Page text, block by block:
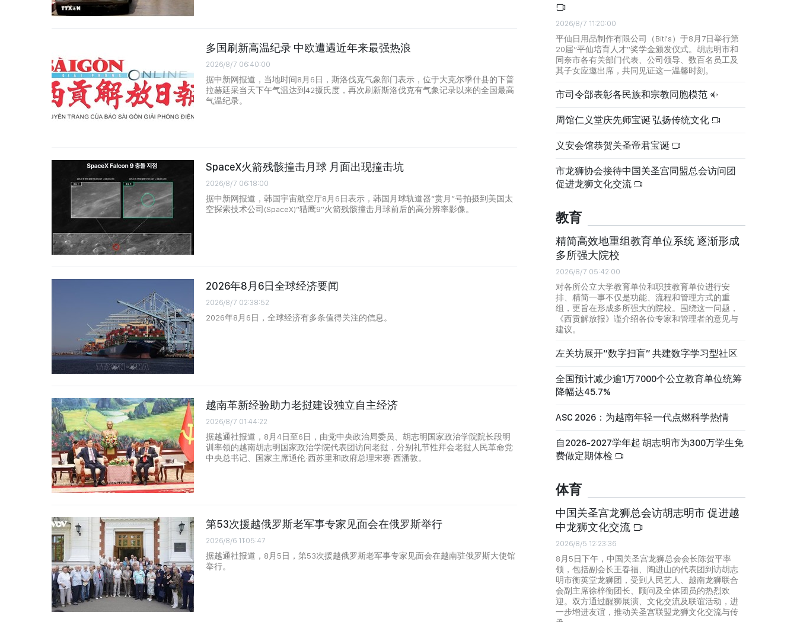
多国刷新高温纪录 中欧遭遇近年来最强热浪
2026/8/7 06:40:00
据中新网报道，当地时间8月6日，斯洛伐克气象部门表示，位于大克尔季什县的下普
拉赫廷采当天下午气温达到42摄氏度，再次刷新斯洛伐克有气象记录以来的全国最高
气温纪录。
SpaceX火箭残骸撞击月球 月面出现撞击坑
2026/8/7 06:18:00
据中新网报道，韩国宇宙航空厅8月6日表示，韩国月球轨道器“赏月”号拍摄到美国太
空探索技术公司(SpaceX)“猎鹰9”火箭残骸撞击月球前后的高分辨率影像。
2026年8月6日全球经济要闻
2026/8/7 02:38:52
2026年8月6日，全球经济有多条值得关注的信息。
越南革新经验助力老挝建设独立自主经济
2026/8/7 01:44:22
据越通社报道，8月4日至6日，由党中央政治局委员、胡志明国家政治学院院长段明
训率领的越南胡志明国家政治学院代表团访问老挝，分别礼节性拜会老挝人民革命党
中央总书记、国家主席通伦·西苏里和政府总理宋赛·西潘敦。
第53次援越俄罗斯老军事专家见面会在俄罗斯举行
2026/8/6 11:05:47
据越通社报道，8月5日，第53次援越俄罗斯老军事专家见面会在越南驻俄罗斯大使馆
举行。
2026/8/7 11:20:00
平仙日用品制作有限公司（Biti's）于8月7日举行第
20届“平仙培育人才”奖学金颁发仪式。胡志明市和
同奈市各有关部门代表、公司领导、数百名员工及
其子女应邀出席，共同见证这一温馨时刻。
市司令部表彰各民族和宗教同胞模范
周馆仁义堂庆先师宝诞 弘扬传统文化
义安会馆恭贺关圣帝君宝诞
市龙狮协会接待中国关圣宫同盟总会访问团
促进龙狮文化交流
教育
精简高效地重组教育单位系统 逐渐形成
多所强大院校
2026/8/7 05:42:00
对各所公立大学教育单位和职技教育单位进行安
排、精简一事不仅是功能、流程和管理方式的重
组，更旨在形成多所强大的院校。围绕这一问题，
《西贡解放报》谨介绍各位专家和管理者的意见与
建议。
左关坊展开“数字扫盲” 共建数字学习型社区
全国预计减少逾1万7000个公立教育单位统筹
降幅达45.7%
ASC 2026：为越南年轻一代点燃科学热情
自2026-2027学年起 胡志明市为300万学生免
费做定期体检
体育
中国关圣宫龙狮总会访胡志明市 促进越
中龙狮文化交流
2026/8/5 12:23:36
8月5日下午，中国关圣宫龙狮总会会长陈贺平率
领，包括副会长王春福、陶进山的代表团到访胡志
明市衡英堂龙狮团，受到人民艺人、越南龙狮联合
会副主席徐梓衡团长、顾问及全体团员的热烈欢
迎。双方通过醒狮展演、文化交流及联谊活动，进
一步增进友谊，推动关圣宫联盟龙狮文化交流与传